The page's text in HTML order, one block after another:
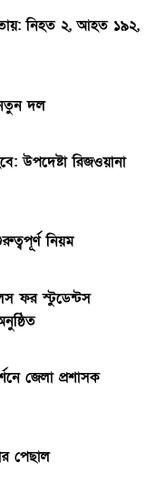
নিহত ২, আহত ১৯২,
নতুন দল
উপদেষ্টা রিজওয়ানা
নিয়ম
ফর স্টুডেন্টস
জেলা প্রশাসক
পেছাল